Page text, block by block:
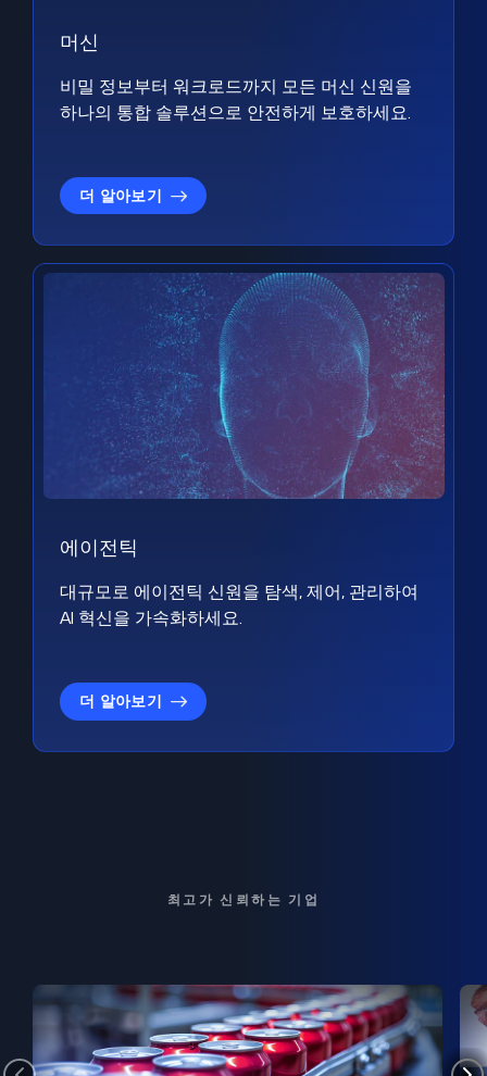
머신
비밀 정보부터 워크로드까지 모든 머신 신원을
하나의 통합 솔루션으로 안전하게 보호하세요.
더 알아보기
에이전틱
대규모로 에이전틱 신원을 탐색, 제어, 관리하여
AI 혁신을 가속화하세요.
더 알아보기
최고가 신뢰하는 기업